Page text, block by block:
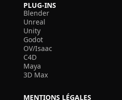
PLUG-INS
Blender
Unreal
Unity
Godot
OV/Isaac
C4D
Maya
3D Max
MENTIONS LÉGALES